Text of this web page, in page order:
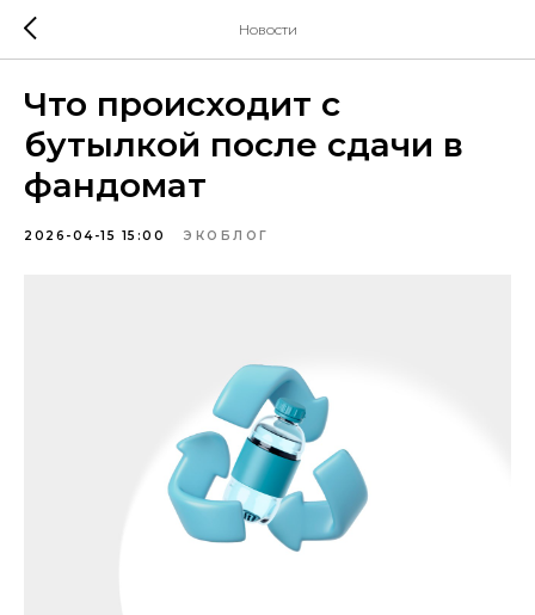
Новости
Что происходит с
бутылкой после сдачи в
фандомат
2026-04-15 15:00 ЭКОБЛОГ